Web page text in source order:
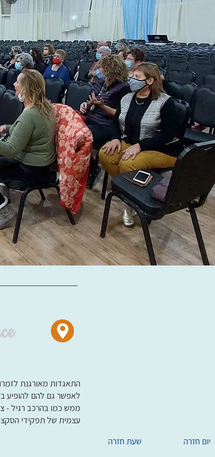
התאגדות מאורגנת
לאפשר גם להם להופיע
ממש כמו בהרכב רגיל -
עצמית של תפקידי
שעת חזרה
יום חזרה